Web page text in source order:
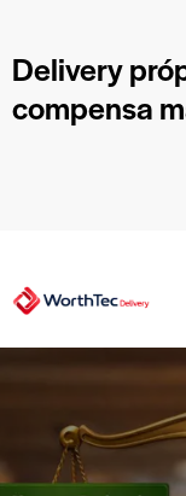
Delivery
compensa